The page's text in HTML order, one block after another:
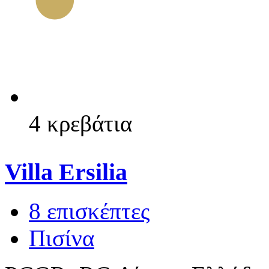
4 κρεβάτια
Villa Ersilia
8 επισκέπτες
Πισίνα